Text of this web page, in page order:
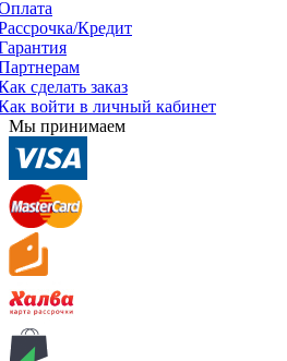
Кредит
сделать заказ
войти в личный кабинет
Мы принимаем